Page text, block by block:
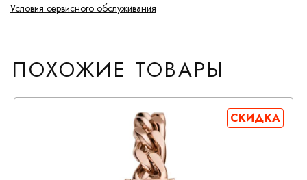
Условия сервисного обслуживания
ПОХОЖИЕ ТОВАРЫ
СКИДКА